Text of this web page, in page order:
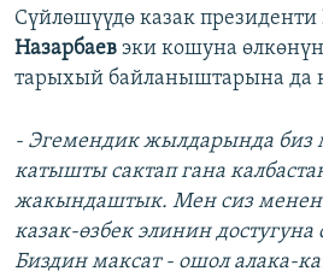
Сүйлөшүүдө казак президенти
Назарбаев эки кошуна
тарыхый байланыштарына да
- Эгемендик жылдарында биз
катышты сактап гана
жакындаштык. Мен сиз менен
казак-өзбек элинин
Биздин максат - ошол алака-